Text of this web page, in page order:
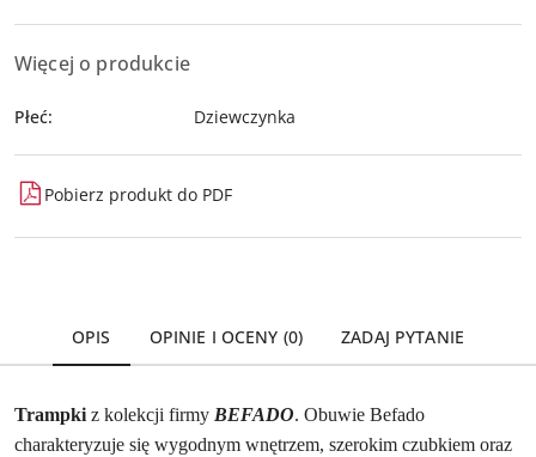
Więcej o produkcie
Płeć: Dziewczynka
Pobierz produkt do PDF
OPIS OPINIE I OCENY (0) ZADAJ PYTANIE
Trampkiz kolekcji firmy BEFADO. Obuwie Befado
charakteryzuje się wygodnym wnętrzem, szerokim czubkiem oraz